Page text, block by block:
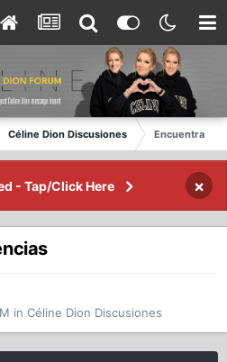
Céline Dion Discusiones Encuentra las
- Tap/Click Here ×
in Céline Dion Discusiones